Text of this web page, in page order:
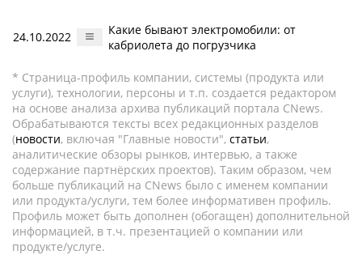
24.10.2022
Какие бывают электромобили: от
кабриолета до погрузчика
* Страница-профиль компании, системы (продукта или
услуги), технологии, персоны и т.п. создается редактором
на основе анализа архива публикаций портала CNews.
Обрабатываются тексты всех редакционных разделов
(новости, включая "Главные новости", статьи,
аналитические обзоры рынков, интервью, а также
содержание партнёрских проектов). Таким образом, чем
больше публикаций на CNews было с именем компании
или продукта/услуги, тем более информативен профиль.
Профиль может быть дополнен (обогащен) дополнительной
информацией, в т.ч. презентацией о компании или
продукте/услуге.